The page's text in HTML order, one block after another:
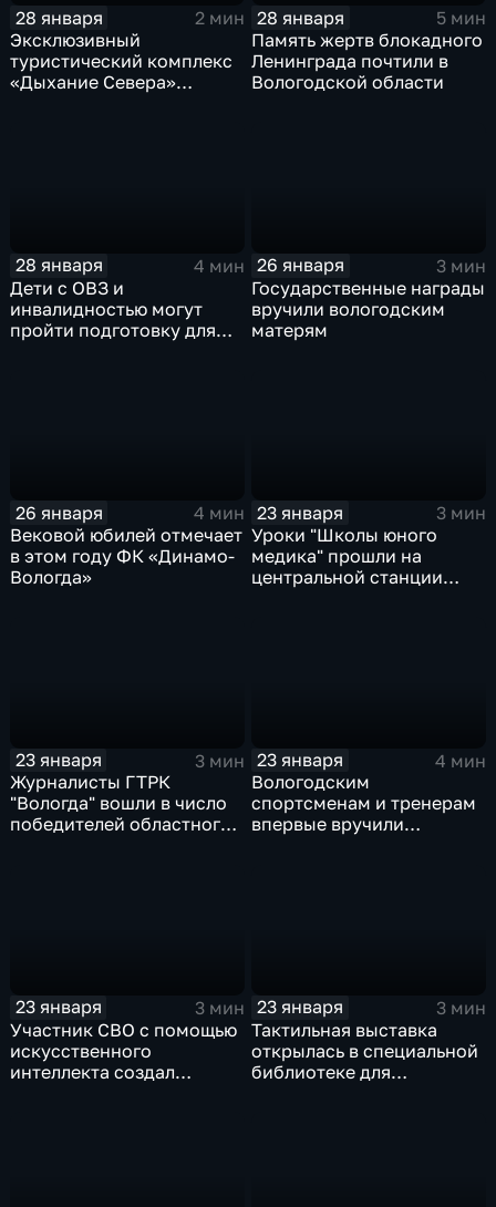
28 января
2 мин
Эксклюзивный
туристический комплекс
«Дыхание Севера»
28 января
5 мин
Память жертв блокадного
Ленинграда почтили в
Вологодской области
28 января
4 мин
Дети с ОВЗ и
инвалидностью могут
пройти подготовку для
26 января
3 мин
Государственные награды
вручили вологодским
матерям
26 января
4 мин
Вековой юбилей отмечает
в этом году ФК «Динамо-
Вологда»
23 января
3 мин
Уроки "Школы юного
медика" прошли на
центральной станции
23 января
3 мин
Журналисты ГТРК
"Вологда" вошли в число
победителей областного
23 января
4 мин
Вологодским
спортсменам и тренерам
впервые вручили
23 января
3 мин
Участник СВО с помощью
искусственного
интеллекта создал
23 января
3 мин
Тактильная выставка
открылась в специальной
библиотеке для